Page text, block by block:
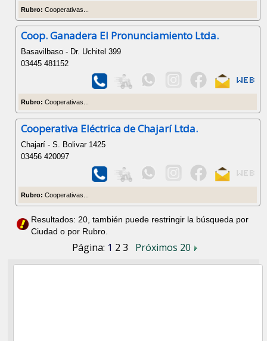
Rubro: Cooperativas...
Coop. Ganadera El Pronunciamiento Ltda.
Basavilbaso - Dr. Uchitel 399
03445 481152
Rubro: Cooperativas...
Cooperativa Eléctrica de Chajarí Ltda.
Chajarí - S. Bolivar 1425
03456 420097
Rubro: Cooperativas...
Resultados: 20, también puede restringir la búsqueda por
Ciudad o por Rubro.
Página: 1 2 3 Próximos 20